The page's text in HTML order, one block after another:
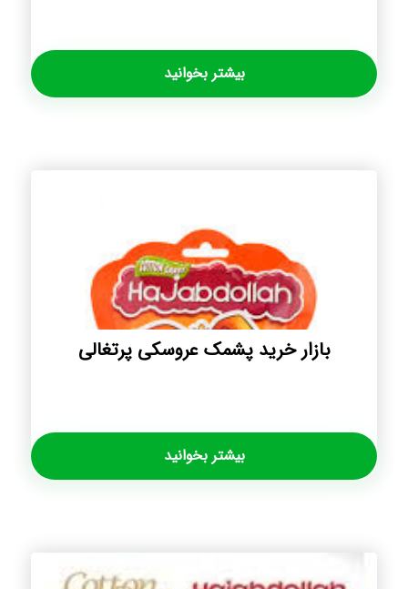
بیشتر بخوانید
بازار خرید پشمک عروسکی پرتغالی
بیشتر بخوانید